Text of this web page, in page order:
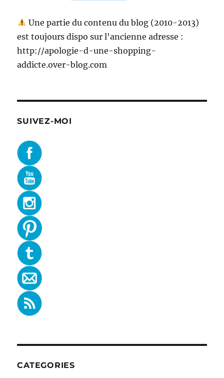
Une partie du contenu du blog (2010-2013)
est toujours dispo sur l'ancienne adresse :
http://apologie-d-une-shopping-
addicte.over-blog.com
SUIVEZ-MOI
CATEGORIES